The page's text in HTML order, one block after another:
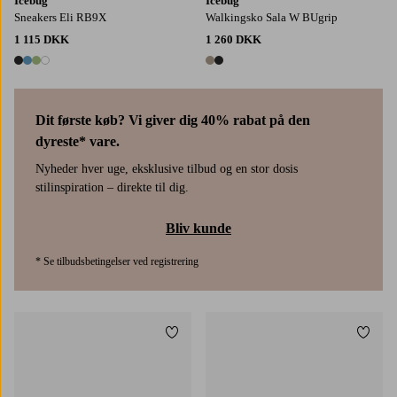
Sneakers Eli RB9X
1 115 DKK
4 farver
Dit første køb? Vi giver dig 40% rabat på den
dyreste* vare.
Nyheder hver uge, eksklusive tilbud og en stor dosis
stilinspiration – direkte til dig.
Bliv kunde
* Se tilbudsbetingelser ved registrering
Walkingsko Sala W BUgrip
1 260 DKK
2 farver
Tilføj til favoritter